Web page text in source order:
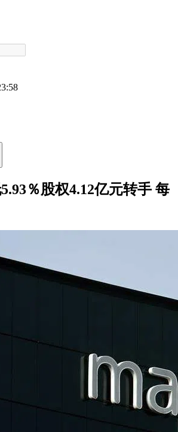
％股权4.12亿元转手 每